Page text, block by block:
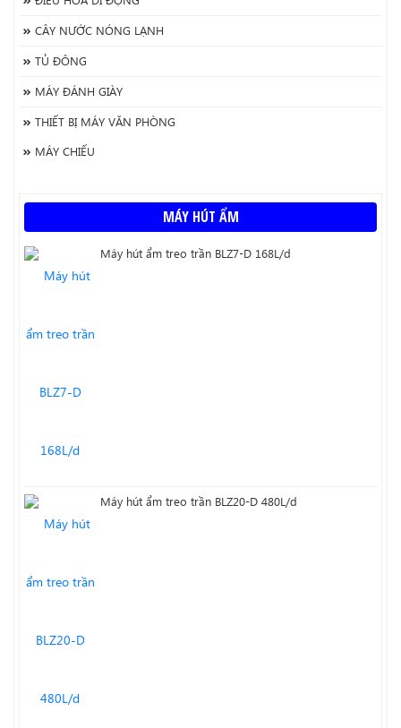
CÂY NƯỚC NÓNG LẠNH
TỦ ĐÔNG
MÁY ĐÁNH GIÀY
THIẾT BỊ MÁY VĂN PHÒNG
MÁY CHIẾU
MÁY HÚT ẨM
Máy hút ẩm treo trần BLZ7-D 168L/d
Máy hút ẩm treo trần BLZ20-D 480L/d